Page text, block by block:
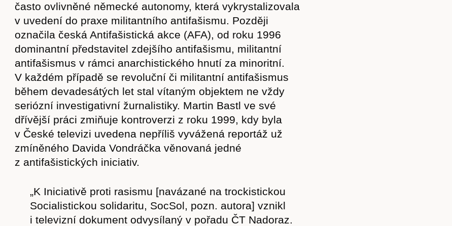
Časopis
Akce
Obchod
často ovlivněné německé autonomy, která vykrystalizovala
v uvedení do praxe militantního antifašismu. Později
označila česká Antifašistická akce (AFA), od roku 1996
dominantní představitel zdejšího antifašismu, militantní
antifašismus v rámci anarchistického hnutí za minoritní.
V každém případě se revoluční či militantní antifašismus
během devadesátých let stal vítaným objektem ne vždy
seriózní investigativní žurnalistiky. Martin Bastl ve své
dřívější práci zmiňuje kontroverzi z roku 1999, kdy byla
v České televizi uvedena nepříliš vyvážená reportáž už
zmíněného Davida Vondráčka věnovaná jedné
z antifašistických iniciativ.
„K Iniciativě proti rasismu [navázané na trockistickou
Socialistickou solidaritu, SocSol, pozn. autora] vznikl
i televizní dokument odvysílaný v pořadu ČT Nadoraz.